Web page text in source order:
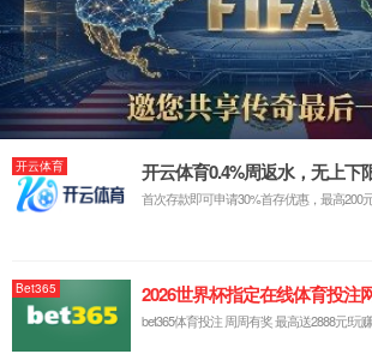
第四届粤港澳三地动物科学学术交流研讨会在我校召开
我院教师出席2025年第二届环境科学与环境材料学术会议并应邀做报告
美国佛罗里达大学Christopher J. Martyniuk教授受邀在我院开展学术交流会
云南大学虞泓教授到我院开展学术讲座
深圳市渔业发展研究中心专家来我院开展学术交流